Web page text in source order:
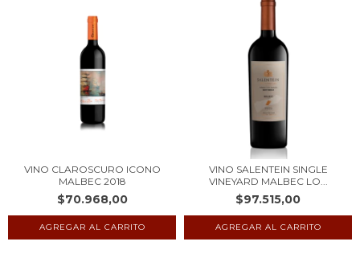
VINO CLAROSCURO ICONO
MALBEC 2018
$70.968,00
VINO SALENTEIN SINGLE
VINEYARD MALBEC LO...
$97.515,00